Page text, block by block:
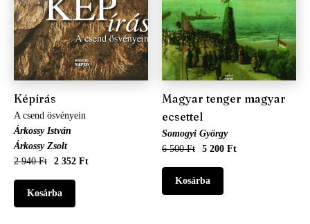
Képírás
A csend ösvényein
Árkossy István
Árkossy Zsolt
2 940 Ft
2 352 Ft
Magyar tenger magyar
ecsettel
Somogyi György
6 500 Ft
5 200 Ft